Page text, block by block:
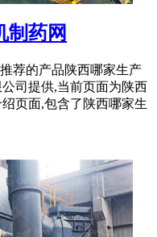
制药网
荐的产品陕西哪家生产
司提供,当前页面为陕西
页面,包含了陕西哪家生